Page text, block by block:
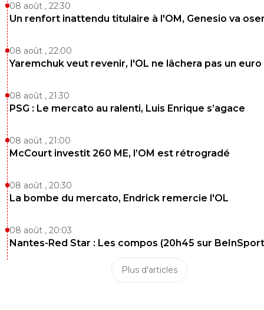
08 août , 22:30
Un renfort inattendu titulaire à l'OM, Genesio va
08 août , 22:00
Yaremchuk veut revenir, l'OL ne lâchera pas un euro
08 août , 21:30
PSG : Le mercato au ralenti, Luis Enrique s’agace
08 août , 21:00
McCourt investit 260 ME, l’OM est rétrogradé
08 août , 20:30
La bombe du mercato, Endrick remercie l'OL
08 août , 20:03
Nantes-Red Star : Les compos (20h45 sur
Plus d'articles